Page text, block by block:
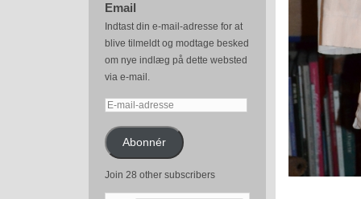
Email
Indtast din e-mail-adresse for at
blive tilmeldt og modtage besked
om nye indlæg på dette websted
via e-mail.
E-
adresseAbonnér
Join 28 other subscribers